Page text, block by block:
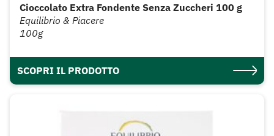
Cioccolato Extra Fondente Senza Zuccheri 100 g
Equilibrio & Piacere
100g
SCOPRI IL PRODOTTO